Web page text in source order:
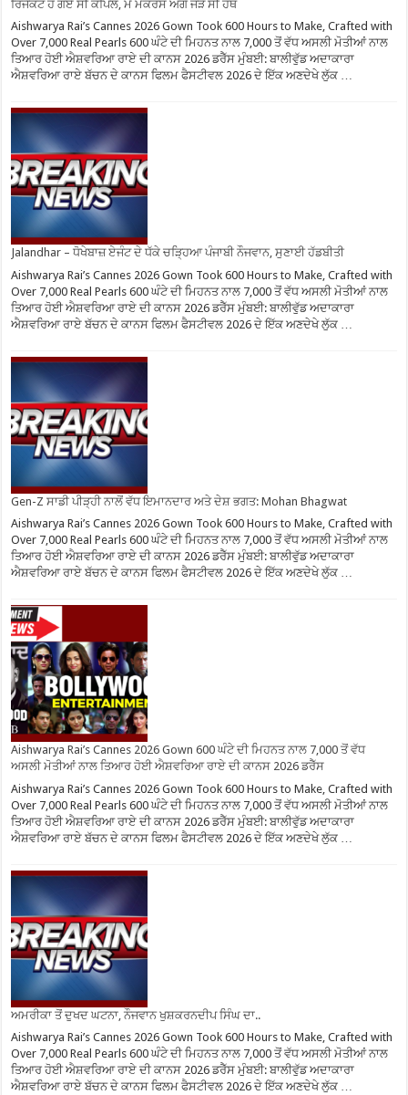
ਰਿਜੈਕਟ ਹੋ ਗਏ ਸੀ ਕਪਿਲ, ਮੈਂ ਮੇਕਰਸ ਅੱਗੇ ਜੋੜੇ ਸੀ ਹੱਥ
Aishwarya Rai’s Cannes 2026 Gown Took 600 Hours to Make, Crafted with
Over 7,000 Real Pearls 600 ਘੰਟੇ ਦੀ ਮਿਹਨਤ ਨਾਲ 7,000 ਤੋਂ ਵੱਧ ਅਸਲੀ ਮੋਤੀਆਂ ਨਾਲ
ਤਿਆਰ ਹੋਈ ਐਸ਼ਵਰਿਆ ਰਾਏ ਦੀ ਕਾਨਸ 2026 ਡਰੈੱਸ ਮੁੰਬਈ: ਬਾਲੀਵੁੱਡ ਅਦਾਕਾਰਾ
ਐਸ਼ਵਰਿਆ ਰਾਏ ਬੱਚਨ ਦੇ ਕਾਨਸ ਫਿਲਮ ਫੈਸਟੀਵਲ 2026 ਦੇ ਇੱਕ ਅਣਦੇਖੇ ਲੁੱਕ …
Jalandhar – ਧੋਖੇਬਾਜ਼ ਏਜੰਟ ਦੇ ਧੱਕੇ ਚੜ੍ਹਿਆ ਪੰਜਾਬੀ ਨੌਜਵਾਨ, ਸੁਣਾਈ ਹੱਡਬੀਤੀ
Aishwarya Rai’s Cannes 2026 Gown Took 600 Hours to Make, Crafted with
Over 7,000 Real Pearls 600 ਘੰਟੇ ਦੀ ਮਿਹਨਤ ਨਾਲ 7,000 ਤੋਂ ਵੱਧ ਅਸਲੀ ਮੋਤੀਆਂ ਨਾਲ
ਤਿਆਰ ਹੋਈ ਐਸ਼ਵਰਿਆ ਰਾਏ ਦੀ ਕਾਨਸ 2026 ਡਰੈੱਸ ਮੁੰਬਈ: ਬਾਲੀਵੁੱਡ ਅਦਾਕਾਰਾ
ਐਸ਼ਵਰਿਆ ਰਾਏ ਬੱਚਨ ਦੇ ਕਾਨਸ ਫਿਲਮ ਫੈਸਟੀਵਲ 2026 ਦੇ ਇੱਕ ਅਣਦੇਖੇ ਲੁੱਕ …
Gen-Z ਸਾਡੀ ਪੀੜ੍ਹੀ ਨਾਲੋਂ ਵੱਧ ਇਮਾਨਦਾਰ ਅਤੇ ਦੇਸ਼ ਭਗਤ: Mohan Bhagwat
Aishwarya Rai’s Cannes 2026 Gown Took 600 Hours to Make, Crafted with
Over 7,000 Real Pearls 600 ਘੰਟੇ ਦੀ ਮਿਹਨਤ ਨਾਲ 7,000 ਤੋਂ ਵੱਧ ਅਸਲੀ ਮੋਤੀਆਂ ਨਾਲ
ਤਿਆਰ ਹੋਈ ਐਸ਼ਵਰਿਆ ਰਾਏ ਦੀ ਕਾਨਸ 2026 ਡਰੈੱਸ ਮੁੰਬਈ: ਬਾਲੀਵੁੱਡ ਅਦਾਕਾਰਾ
ਐਸ਼ਵਰਿਆ ਰਾਏ ਬੱਚਨ ਦੇ ਕਾਨਸ ਫਿਲਮ ਫੈਸਟੀਵਲ 2026 ਦੇ ਇੱਕ ਅਣਦੇਖੇ ਲੁੱਕ …
Aishwarya Rai’s Cannes 2026 Gown 600 ਘੰਟੇ ਦੀ ਮਿਹਨਤ ਨਾਲ 7,000 ਤੋਂ ਵੱਧ
ਅਸਲੀ ਮੋਤੀਆਂ ਨਾਲ ਤਿਆਰ ਹੋਈ ਐਸ਼ਵਰਿਆ ਰਾਏ ਦੀ ਕਾਨਸ 2026 ਡਰੈੱਸ
Aishwarya Rai’s Cannes 2026 Gown Took 600 Hours to Make, Crafted with
Over 7,000 Real Pearls 600 ਘੰਟੇ ਦੀ ਮਿਹਨਤ ਨਾਲ 7,000 ਤੋਂ ਵੱਧ ਅਸਲੀ ਮੋਤੀਆਂ ਨਾਲ
ਤਿਆਰ ਹੋਈ ਐਸ਼ਵਰਿਆ ਰਾਏ ਦੀ ਕਾਨਸ 2026 ਡਰੈੱਸ ਮੁੰਬਈ: ਬਾਲੀਵੁੱਡ ਅਦਾਕਾਰਾ
ਐਸ਼ਵਰਿਆ ਰਾਏ ਬੱਚਨ ਦੇ ਕਾਨਸ ਫਿਲਮ ਫੈਸਟੀਵਲ 2026 ਦੇ ਇੱਕ ਅਣਦੇਖੇ ਲੁੱਕ …
ਅਮਰੀਕਾ ਤੋਂ ਦੁਖਦ ਘਟਨਾ, ਨੌਜਵਾਨ ਖੁਸ਼ਕਰਨਦੀਪ ਸਿੰਘ ਦਾ..
Aishwarya Rai’s Cannes 2026 Gown Took 600 Hours to Make, Crafted with
Over 7,000 Real Pearls 600 ਘੰਟੇ ਦੀ ਮਿਹਨਤ ਨਾਲ 7,000 ਤੋਂ ਵੱਧ ਅਸਲੀ ਮੋਤੀਆਂ ਨਾਲ
ਤਿਆਰ ਹੋਈ ਐਸ਼ਵਰਿਆ ਰਾਏ ਦੀ ਕਾਨਸ 2026 ਡਰੈੱਸ ਮੁੰਬਈ: ਬਾਲੀਵੁੱਡ ਅਦਾਕਾਰਾ
ਐਸ਼ਵਰਿਆ ਰਾਏ ਬੱਚਨ ਦੇ ਕਾਨਸ ਫਿਲਮ ਫੈਸਟੀਵਲ 2026 ਦੇ ਇੱਕ ਅਣਦੇਖੇ ਲੁੱਕ …